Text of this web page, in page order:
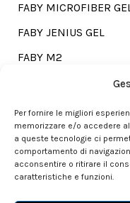
Per fornire le migliori
memorizzare e/o accedere
a queste tecnologie ci
comportamento di
acconsentire o ritirare il
caratteristiche e funzioni.
FABY MICROFIBER
FABY JENIUS GEL
FABY M2
Go